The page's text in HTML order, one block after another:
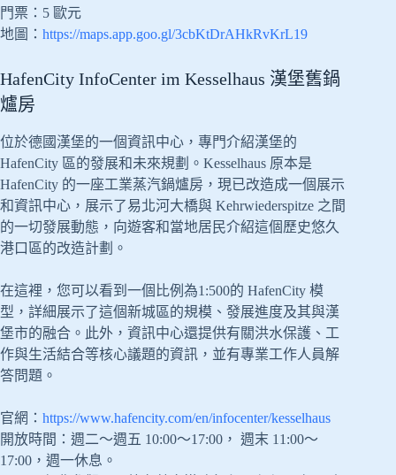
門票：5 歐元
地圖： https://maps.app.goo.gl/3cbKtDrAHkRvKrL19
HafenCity InfoCenter im Kesselhaus 漢堡舊鍋
爐房
位於德國漢堡的一個資訊中心，專門介紹漢堡的
HafenCity 區的發展和未來規劃。Kesselhaus 原本是
HafenCity 的一座工業蒸汽鍋爐房，現已改造成一個展示
和資訊中心，展示了易北河大橋與 Kehrwiederspitze 之間
的一切發展動態，向遊客和當地居民介紹這個歷史悠久
港口區的改造計劃。
在這裡，您可以看到一個比例為1:500的 HafenCity 模
型，詳細展示了這個新城區的規模、發展進度及其與漢
堡市的融合。此外，資訊中心還提供有關洪水保護、工
作與生活結合等核心議題的資訊，並有專業工作人員解
答問題。
官網： https://www.hafencity.com/en/infocenter/kesselhaus
開放時間：週二～週五 10:00～17:00， 週末 11:00～
17:00，週一休息。